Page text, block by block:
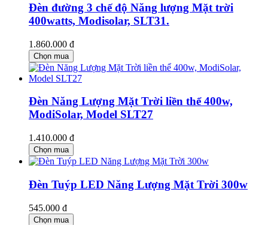
Đèn đường 3 chế độ Năng lượng Mặt trời
400watts, Modisolar, SLT31.
1.860.000 đ
Chọn mua
Đèn Năng Lượng Mặt Trời liền thể 400w,
ModiSolar, Model SLT27
1.410.000 đ
Chọn mua
Đèn Tuýp LED Năng Lượng Mặt Trời 300w
545.000 đ
Chọn mua